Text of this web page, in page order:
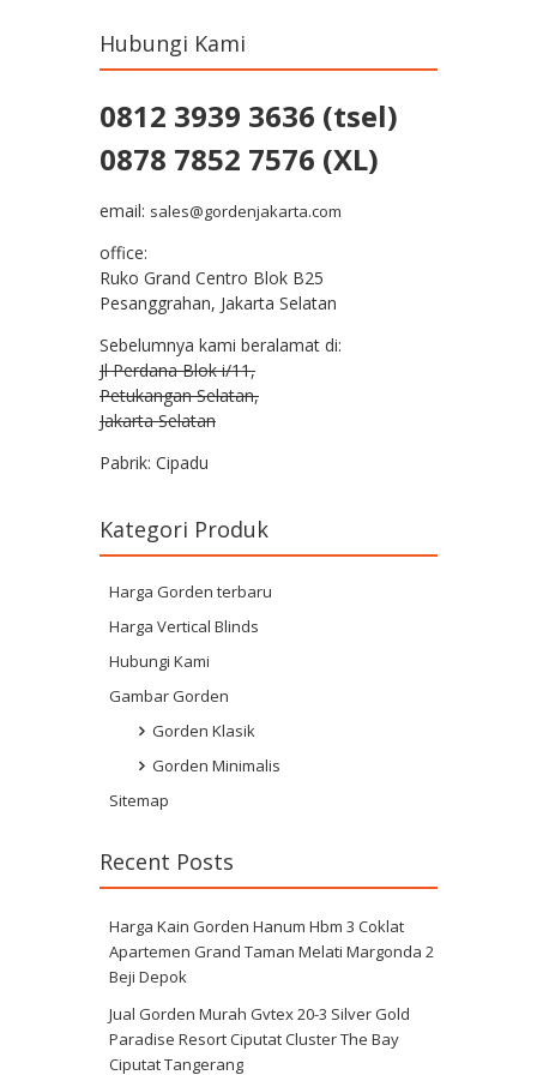
Hubungi Kami
0812 3939 3636 (tsel)
0878 7852 7576 (XL)
email: sales@gordenjakarta.com
office:
Ruko Grand Centro Blok B25
Pesanggrahan, Jakarta Selatan
Sebelumnya kami beralamat di:
Jl Perdana Blok i/11,
Petukangan Selatan,
Jakarta Selatan
Pabrik: Cipadu
Kategori Produk
Harga Gorden terbaru
Harga Vertical Blinds
Hubungi Kami
Gambar Gorden
Gorden Klasik
Gorden Minimalis
Sitemap
Recent Posts
Harga Kain Gorden Hanum Hbm 3 Coklat
Apartemen Grand Taman Melati Margonda 2
Beji Depok
Jual Gorden Murah Gvtex 20-3 Silver Gold
Paradise Resort Ciputat Cluster The Bay
Ciputat Tangerang